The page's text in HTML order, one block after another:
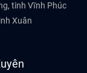
tỉnh Vĩnh Phúc
Xuân